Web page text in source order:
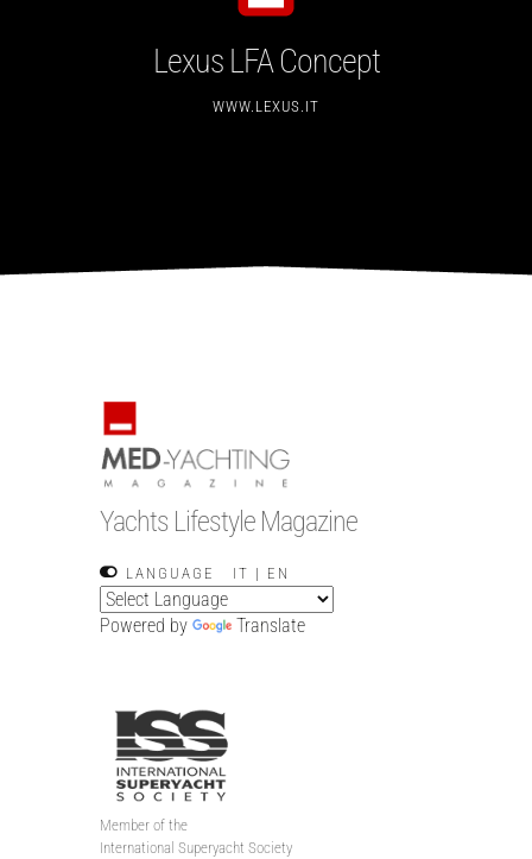
Lexus LFA Concept
WWW.LEXUS.IT
Yachts Lifestyle Magazine
LANGUAGE IT | EN
Powered by Translate
Member of the
International Superyacht Society